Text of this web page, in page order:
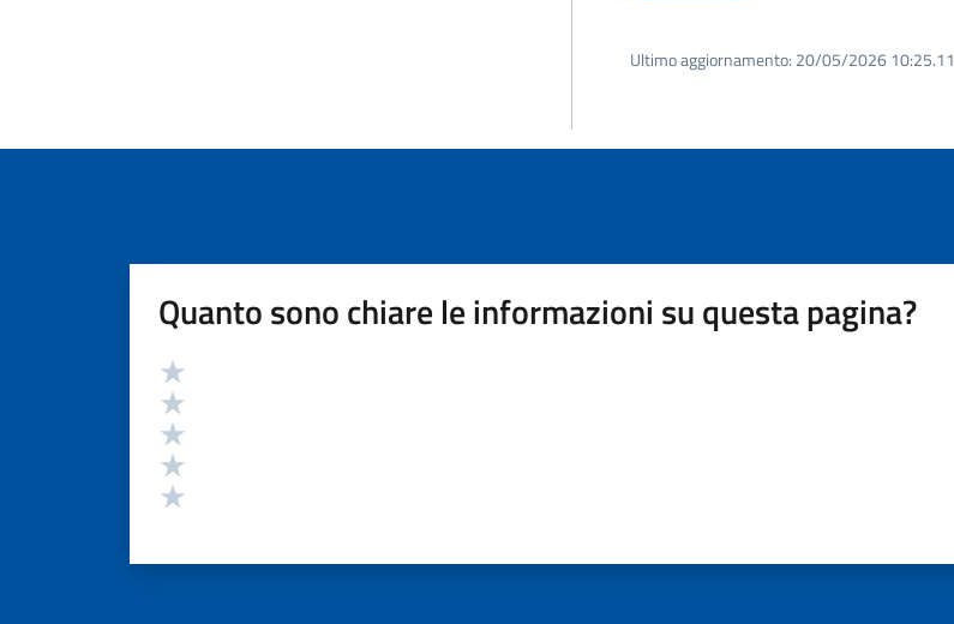
Ultimo aggiornamento: 20/05/2026 10:25.11
Quanto sono chiare le informazioni su questa pagina?
Valutazione